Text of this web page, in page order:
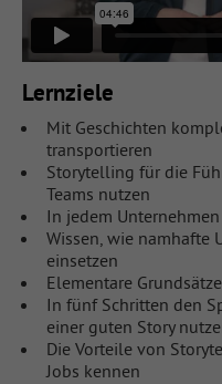
Lernziele
Mit Geschichten
transportieren
Storytelling für die
Teams nutzen
In jedem Unternehmen
Wissen, wie namhafte
einsetzen
Elementare
In fünf Schritten den
einer guten Story
Die Vorteile von
Jobs kennen